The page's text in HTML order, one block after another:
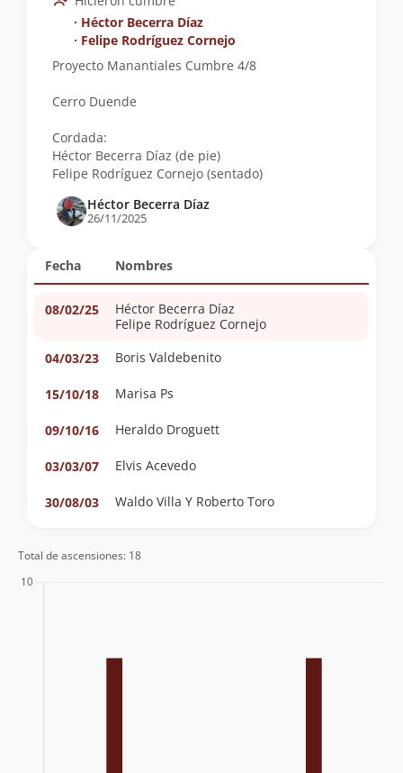
Fecha Nombres
08/02/25
Héctor Becerra Díaz
Felipe Rodríguez Cornejo
04/03/23
Boris Valdebenito
15/10/18 Marisa Ps
09/10/16 Heraldo Droguett
03/03/07 Elvis Acevedo
30/08/03 Waldo Villa Y Roberto Toro
∙ Héctor Becerra Díaz
∙ Felipe Rodríguez Cornejo
Proyecto Manantiales Cumbre 4/8
Cerro Duende
Cordada:
Héctor Becerra Díaz (de pie)
Felipe Rodríguez Cornejo (sentado)
Héctor Becerra Díaz
26/11/2025
Total de ascensiones: 18